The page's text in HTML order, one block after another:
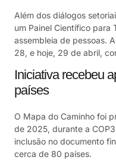
Além dos diálogos
um Painel Científico para
assembleia de pessoas.
28, e hoje, 29 de abril,
Iniciativa recebeu
países
O Mapa do Caminho foi
de 2025, durante a
inclusão no documento
cerca de 80 países.